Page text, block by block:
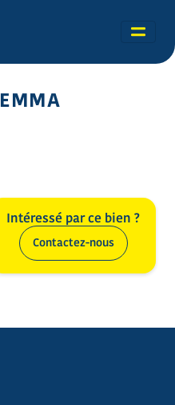
Toutes les photos (4)
Intéressé par ce bien ?
Contactez-nous